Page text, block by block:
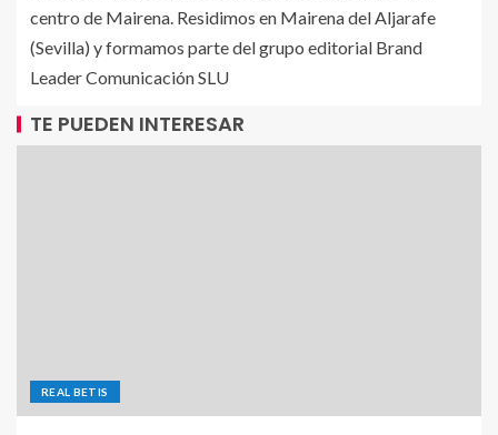
centro de Mairena. Residimos en Mairena del Aljarafe
(Sevilla) y formamos parte del grupo editorial Brand
Leader Comunicación SLU
TE PUEDEN INTERESAR
REAL BETIS